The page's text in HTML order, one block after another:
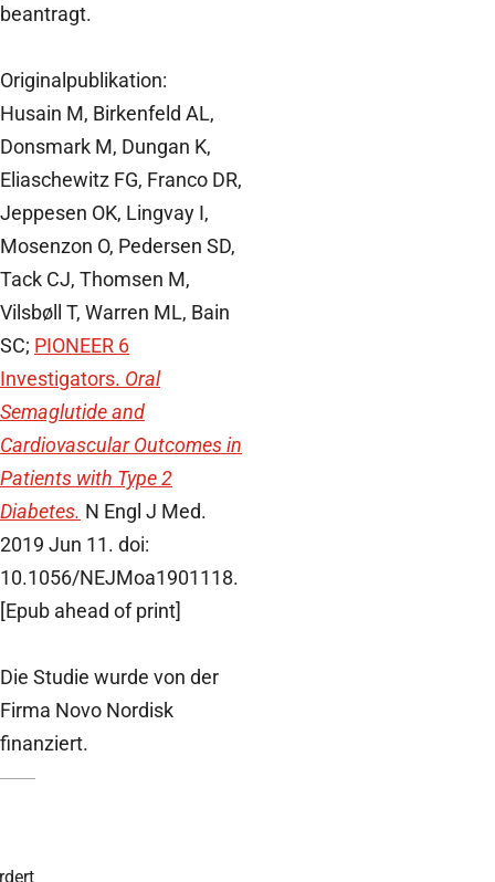
beantragt.
Originalpublikation:
Husain M, Birkenfeld AL,
Donsmark M, Dungan K,
Eliaschewitz FG, Franco DR,
Jeppesen OK, Lingvay I,
Mosenzon O, Pedersen SD,
Tack CJ, Thomsen M,
Vilsbøll T, Warren ML, Bain
SC; PIONEER 6
Investigators. Oral
Semaglutide and
Cardiovascular Outcomes in
Patients with Type 2
Diabetes. N Engl J Med.
2019 Jun 11. doi:
10.1056/NEJMoa1901118.
[Epub ahead of print]
Die Studie wurde von der
Firma Novo Nordisk
finanziert.